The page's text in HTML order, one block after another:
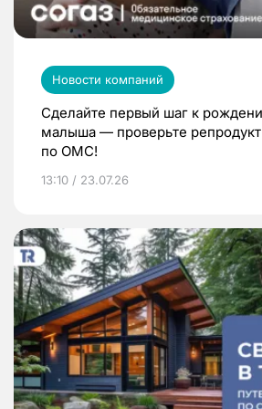
Новости компаний
Сделайте первый шаг к
малыша — проверьте
по ОМС!
13:10 / 23.07.26